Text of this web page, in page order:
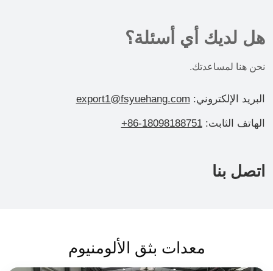
هل لديك أي أسئلة؟
نحن هنا لمساعدتك.
البريد الإلكتروني: export1@fsyuehang.com
الهاتف الثابت:+86-18098188751
اتصل بنا
معدات بثق الألومنيوم